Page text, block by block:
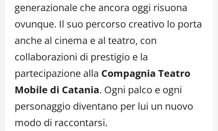
generazionale che ancora oggi risuona
ovunque. Il suo percorso creativo lo porta
anche al cinema e al teatro, con
collaborazioni di prestigio e la
partecipazione alla Compagnia Teatro
Mobile di Catania. Ogni palco e ogni
personaggio diventano per lui un nuovo
modo di raccontarsi.